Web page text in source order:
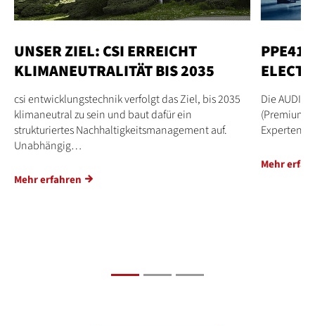
UNSER ZIEL: CSI ERREICHT
KLIMANEUTRALITÄT BIS 2035
csi entwicklungstechnik verfolgt das Ziel, bis 2035
klimaneutral zu sein und baut dafür ein
strukturiertes Nachhaltigkeitsmanagement auf.
Unabhängig…
Mehr erfahren
PPE41
Die AUDI
(Premium
Experten
Mehr